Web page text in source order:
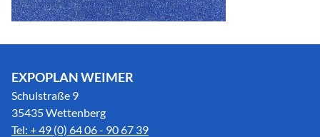
EXPOPLAN WEIMER
Schulstraße 9
35435 Wettenberg
Tel: + 49 (0) 64 06 - 90 67 39